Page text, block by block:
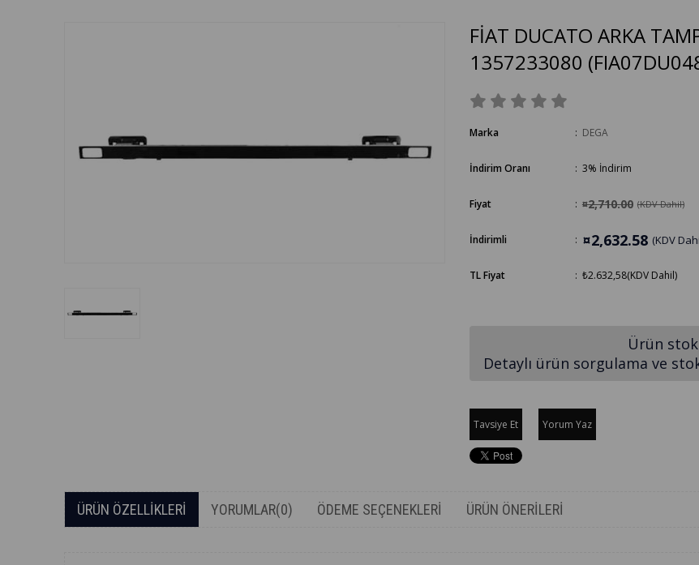
FİAT DUCATO ARKA
1357233080
Marka : DEGA
İndirim Oranı : %
3 İndirim
Fiyat : ¤2,710.00 (KDV Dahil)
İndirimli : ¤2,632.58 (KDV
TL Fiyat : ₺2.632,58(KDV Dahil)
Ürün
Detaylı ürün sorgulama ve
Tavsiye Et Yorum Yaz
ÜRÜN ÖZELLIKLERI YORUMLAR(0) ÖDEME SEÇENEKLERI ÜRÜN ÖNERILERI